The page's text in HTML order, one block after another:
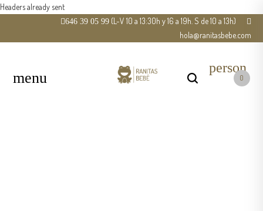
Headers already sent
646 39 05 99 (L-V 10 a 13:30h y 16 a 19h. S de 10 a 13h)
hola@ranitasbebe.com
person
0